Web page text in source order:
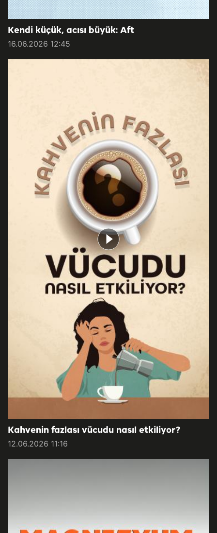
Kendi küçük, acısı büyük: Aft
16.06.2026 12:45
Kahvenin fazlası vücudu nasıl etkiliyor?
12.06.2026 11:16